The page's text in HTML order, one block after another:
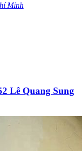
Minh
Lê Quang Sung